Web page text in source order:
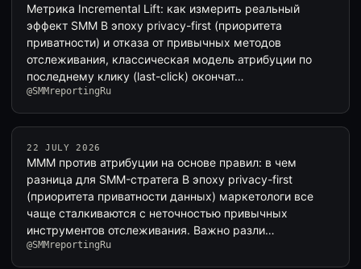
Метрика Incremental Lift: как измерить реальный
эффект SMM В эпоху privacy-first (приоритета
приватности) и отказа от привычных методов
отслеживания, классическая модель атрибуции по
последнему клику (last-click) окончат…
@SMMreportingRu
22 JULY 2026
MMM против атрибуции на основе правил: в чем
разница для SMM-стратега В эпоху privacy-first
(приоритета приватности данных) маркетологи все
чаще сталкиваются с неточностью привычных
инструментов отслеживания. Важно разли…
@SMMreportingRu